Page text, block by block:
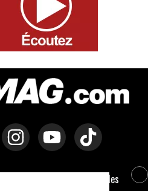
Politique des